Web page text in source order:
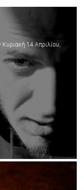
Κυριακή 14 Απριλίου,